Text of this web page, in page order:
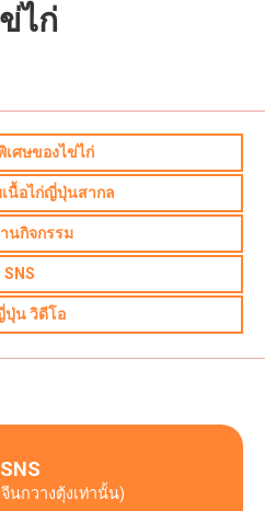
ไก่
ศษของไข่ไก่
เนื้อไก่ญี่ปุ่นสากล
นกิจกรรม
SNS
น วิดีโอ
SNS
นกวางตุ้งเท่านั้น)